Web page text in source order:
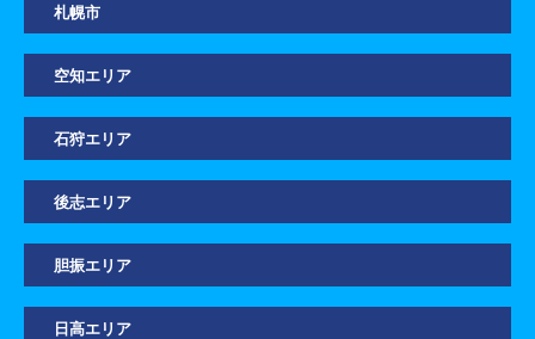
札幌市
空知エリア
石狩エリア
後志エリア
胆振エリア
日高エリア